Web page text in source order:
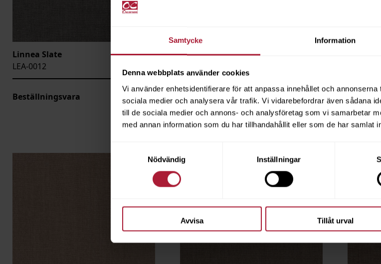
Samtycke Information
Denna webbplats använder cookies
Vi använder enhetsidentifierare för att anpassa innehållet och
sociala medier och analysera vår trafik. Vi vidarebefordrar även sådana
till de sociala medier och annons- och analysföretag som vi samarbetar
med annan information som du har tillhandahållit eller som de har samlat
Nödvändig
Inställningar
Avvisa Tillåt urval
Linnea Slate
LEA-0012
Beställningsvara
Linnea Grafito
Beställningsvara